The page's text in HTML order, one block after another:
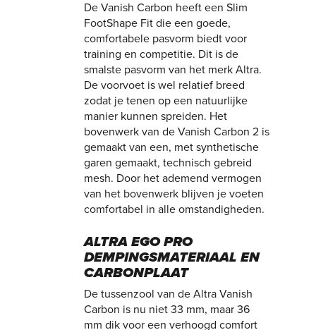
De Vanish Carbon heeft een Slim
FootShape Fit die een goede,
comfortabele pasvorm biedt voor
training en competitie. Dit is de
smalste pasvorm van het merk Altra.
De voorvoet is wel relatief breed
zodat je tenen op een natuurlijke
manier kunnen spreiden. Het
bovenwerk van de Vanish Carbon 2 is
gemaakt van een, met synthetische
garen gemaakt, technisch gebreid
mesh. Door het ademend vermogen
van het bovenwerk blijven je voeten
comfortabel in alle omstandigheden.
ALTRA EGO PRO
DEMPINGSMATERIAAL EN
CARBONPLAAT
De tussenzool van de Altra Vanish
Carbon is nu niet 33 mm, maar 36
mm dik voor een verhoogd comfort